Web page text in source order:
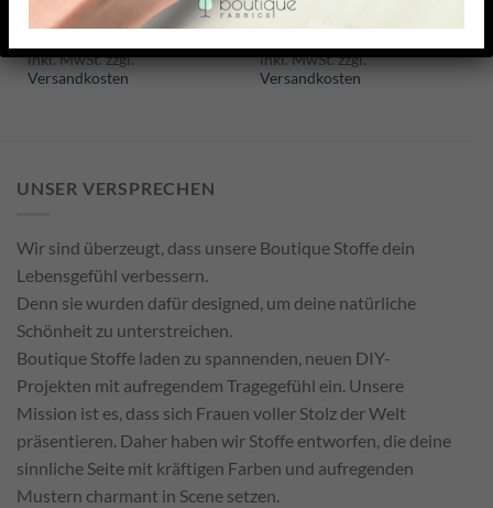
26,95€ 23,18€–26,95€
inkl. MwSt. zzgl.
Versandkosten
26,95€ 23,18€–26,95€
inkl. MwSt. zzgl.
Versandkosten
UNSER VERSPRECHEN
Wir sind überzeugt, dass unsere Boutique Stoffe dein
Lebensgefühl verbessern.
Denn sie wurden dafür designed, um deine natürliche
Schönheit zu unterstreichen.
Boutique Stoffe laden zu spannenden, neuen DIY-
Projekten mit aufregendem Tragegefühl ein. Unsere
Mission ist es, dass sich Frauen voller Stolz der Welt
präsentieren. Daher haben wir Stoffe entworfen, die deine
sinnliche Seite mit kräftigen Farben und aufregenden
Mustern charmant in Scene setzen.